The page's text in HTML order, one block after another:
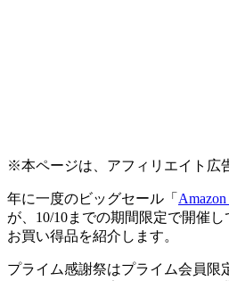
※本ページは、アフィリエイト広
年に一度のビッグセール「
が、10/10までの期間限定で開催
お買い得品を紹介します。
プライム感謝祭はプライム会員限